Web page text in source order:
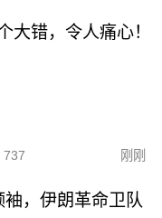
大错，令人痛心！
737 刚刚
，伊朗革命卫队